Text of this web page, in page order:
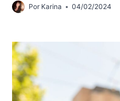
Por Karina 04/02/2024